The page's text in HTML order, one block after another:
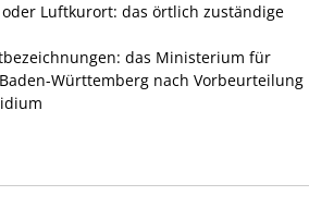
Luftkurort: das örtlich zuständige
das Ministerium für
Württemberg nach Vorbeurteilung